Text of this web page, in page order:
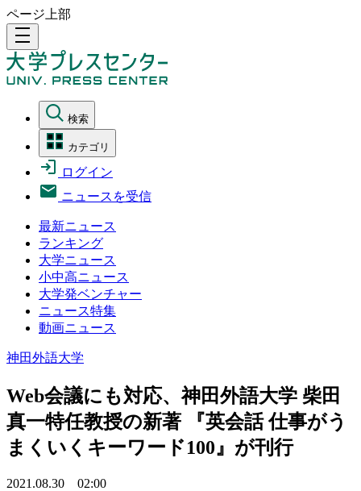
ページ上部
density_medium
検索
カテゴリ
ログイン
ニュースを受信
最新ニュース
ランキング
大学ニュース
小中高ニュース
大学発ベンチャー
ニュース特集
動画ニュース
神田外語大学
Web会議にも対応、神田外語大学 柴田
真一特任教授の新著 『英会話 仕事がう
まくいくキーワード100』が刊行
2021.08.30 02:00